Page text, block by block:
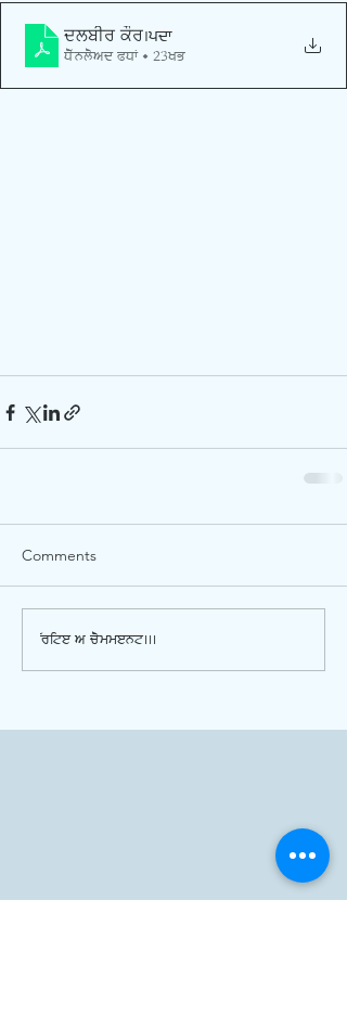
ਦਲਬੀਰ ਕੌਰ.pdf
Download PDF • 23KB
Comments
Write a comment...